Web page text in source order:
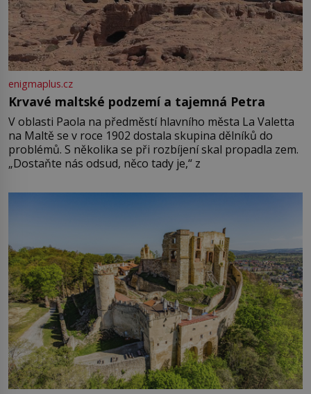
enigmaplus.cz
Krvavé maltské podzemí a tajemná Petra
V oblasti Paola na předměstí hlavního města La Valetta
na Maltě se v roce 1902 dostala skupina dělníků do
problémů. S několika se při rozbíjení skal propadla zem.
„Dostaňte nás odsud, něco tady je,“ z